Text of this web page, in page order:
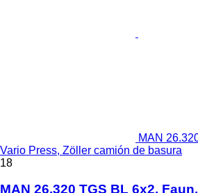
MAN
Vario Press, Zöller camión de basura
18
MAN 26.320 TGS BL 6x2,